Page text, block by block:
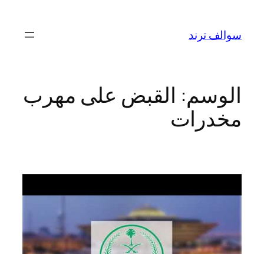
المحتوى
سوالف ترند
الوسم: القبض على مهرب
مخدرات